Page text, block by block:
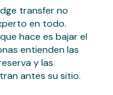
transfer no
en todo.
hace es bajar el
entienden las
y las
antes su sitio.